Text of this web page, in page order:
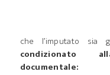
che l’imputato sia
condizionato
documentale: